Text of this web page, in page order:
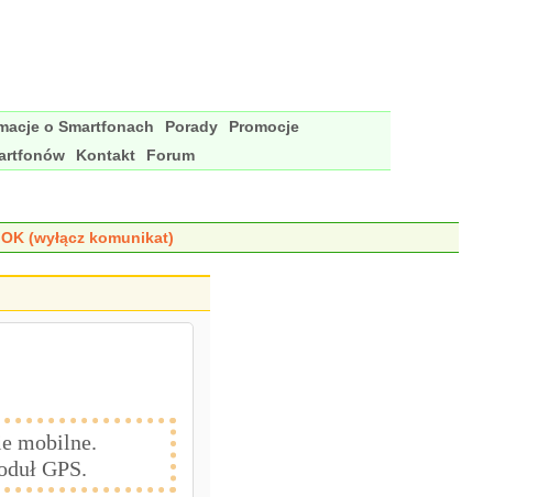
o Smartfonach Porady
Promocje
Kontakt Forum
OK (wyłącz komunikat)
mobilne.
GPS.